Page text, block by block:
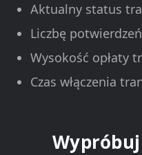
Aktualny status
Liczbę potwierdzeń
Wysokość opłaty
Czas włączenia